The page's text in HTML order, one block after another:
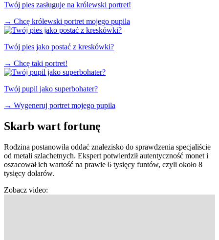
Twój pies zasługuje na królewski portret!
→ Chcę królewski portret mojego pupila
Twój pies jako postać z kreskówki?
→ Chcę taki portret!
Twój pupil jako superbohater?
→ Wygeneruj portret mojego pupila
Skarb wart fortunę
Rodzina postanowiła oddać znalezisko do sprawdzenia specjaliście
od metali szlachetnych. Ekspert potwierdził autentyczność monet i
oszacował ich wartość na prawie 6 tysięcy funtów, czyli około 8
tysięcy dolarów.
Zobacz video: